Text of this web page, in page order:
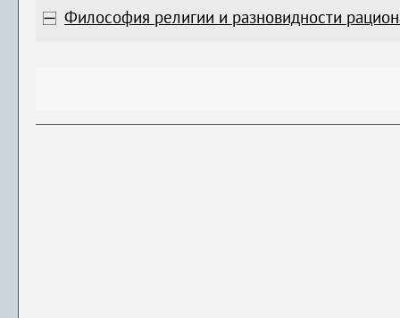
Философия религии и разновидности